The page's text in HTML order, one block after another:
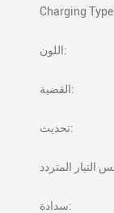
Charging
اللون:
القضية:
تحديث:
سدادة: